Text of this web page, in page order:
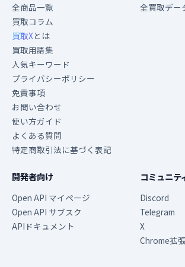
全商品一覧
買取コラム
買取Xとは
買取用語集
人気キーワード
プライバシーポリシー
免責事項
お問い合わせ
使い方ガイド
よくある質問
特定商取引法に基づく表記
全買取デー
開発者向け
Open API マイページ
Open API サブスク
APIドキュメント
コミュニテ
Discord
Telegram
X
Chrome拡